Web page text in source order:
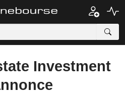
Investment